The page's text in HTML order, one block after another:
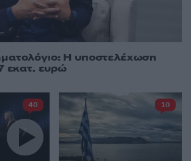
Η υποστελέχωση
εκατ. ευρώ
40 10